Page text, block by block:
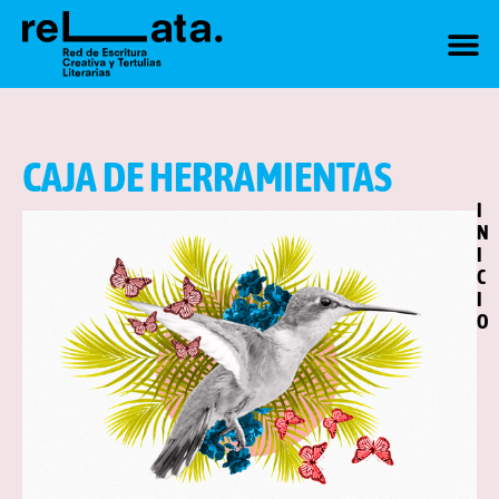
CAJA DE HERRAMIENTAS
I
N
I
C
I
O